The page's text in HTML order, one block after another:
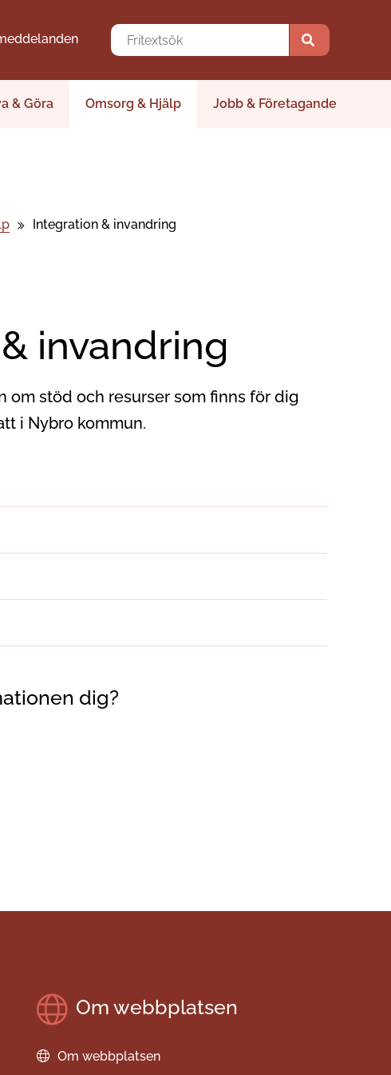
& Göra Omsorg & Hjälp Jobb & Företagande
Integration & invandring
invandring
om stöd och resurser som finns för dig
i Nybro kommun.
dig?
Om webbplatsen
Om webbplatsen